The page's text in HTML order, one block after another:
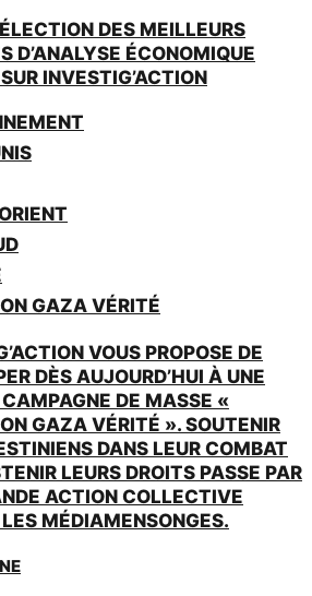
DES MEILLEURS
D’ANALYSE ÉCONOMIQUE
INVESTIG’ACTION
GAZA VÉRITÉ
VOUS PROPOSE DE
DÈS AUJOURD’HUI À UNE
DE MASSE «
GAZA VÉRITÉ ». SOUTENIR
DANS LEUR COMBAT
LEURS DROITS PASSE PAR
ACTION COLLECTIVE
MÉDIAMENSONGES.